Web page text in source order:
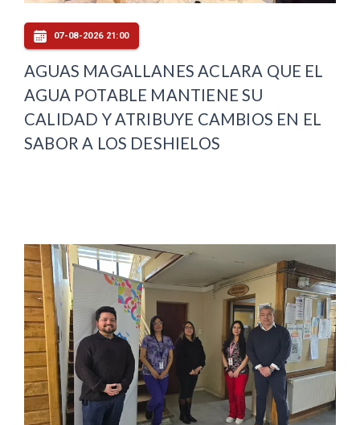
07-08-2026 21:00
AGUAS MAGALLANES ACLARA QUE EL
AGUA POTABLE MANTIENE SU
CALIDAD Y ATRIBUYE CAMBIOS EN EL
SABOR A LOS DESHIELOS